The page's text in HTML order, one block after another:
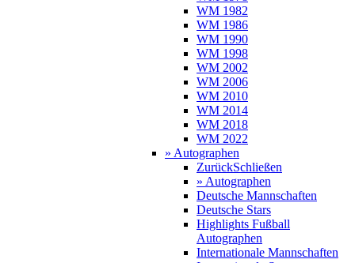
WM 1982
WM 1986
WM 1990
WM 1998
WM 2002
WM 2006
WM 2010
WM 2014
WM 2018
WM 2022
» Autographen
ZurückSchließen
» Autographen
Deutsche Mannschaften
Deutsche Stars
Highlights Fußball
Autographen
Internationale Mannschaften